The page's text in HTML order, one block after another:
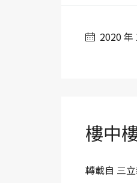
2020 年
樓中
轉載自 三